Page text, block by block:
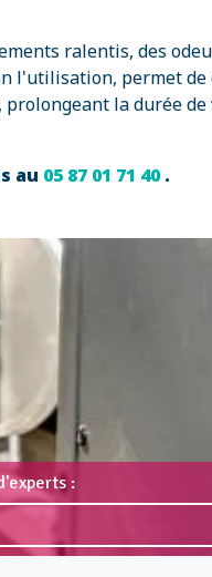
ralentis, des
l'utilisation, permet de
la durée de
au 05 87 01 71 40.
: